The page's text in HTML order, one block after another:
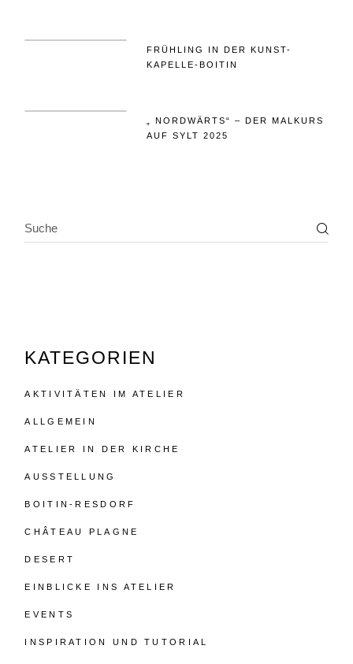
FRÜHLING IN DER KUNST-
KAPELLE-BOITIN
„ NORDWÄRTS“ – DER MALKURS
AUF SYLT 2025
KATEGORIEN
AKTIVITÄTEN IM ATELIER
ALLGEMEIN
ATELIER IN DER KIRCHE
AUSSTELLUNG
BOITIN-RESDORF
CHÂTEAU PLAGNE
DESERT
EINBLICKE INS ATELIER
EVENTS
INSPIRATION UND TUTORIAL